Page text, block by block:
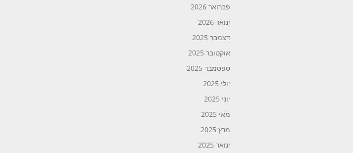
פברואר 2026
ינואר 2026
דצמבר 2025
אוקטובר 2025
ספטמבר 2025
יולי 2025
יוני 2025
מאי 2025
מרץ 2025
ינואר 2025